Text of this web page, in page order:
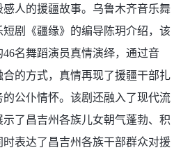
人的援疆故事。乌鲁木齐音乐舞
剧《疆缘》的编导陈玥介绍，该
名舞蹈演员真情演绎，通过音
的方式，真情再现了援疆干部扎
公仆情怀。该剧还融入了现代流
了昌吉州各族儿女朝气蓬勃、积
表达了昌吉州各族干部群众对援